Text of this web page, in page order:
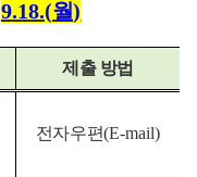
9.18.(월)
제출 방법
전자우편(E-mail)